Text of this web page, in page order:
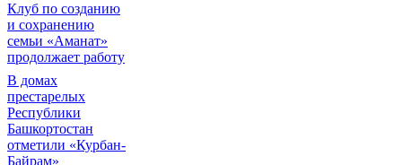
Клуб по созданию
и сохранению
семьи «Аманат»
продолжает работу
В домах
престарелых
Республики
Башкортостан
отметили «Курбан-
Байрам»